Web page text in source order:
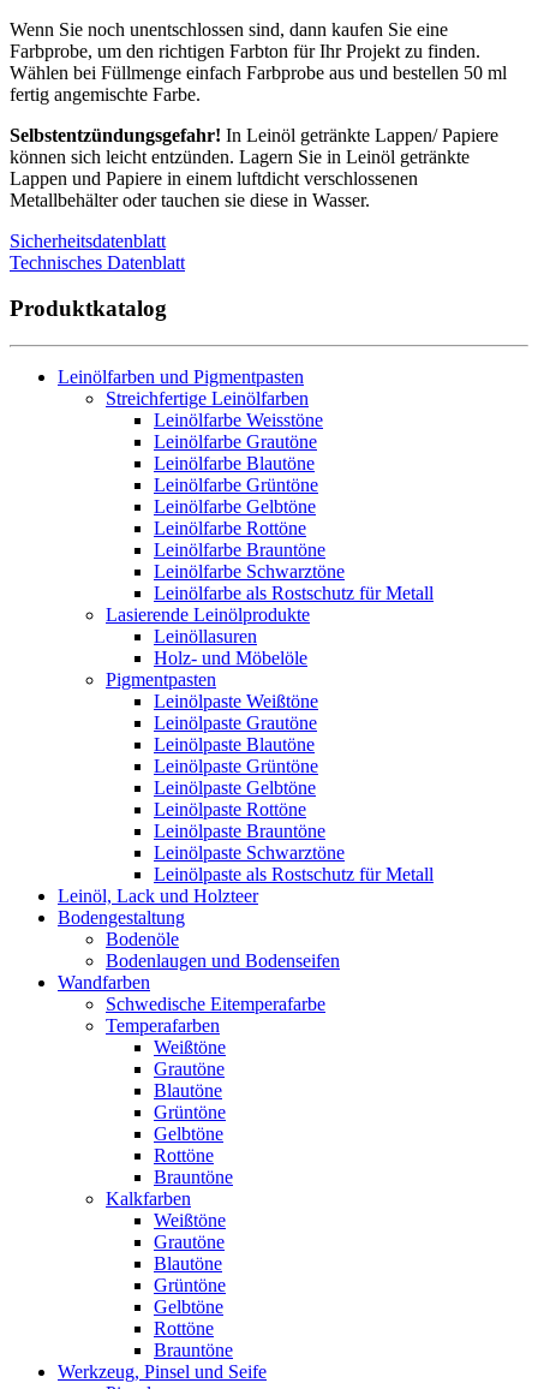
Wenn Sie noch unentschlossen sind, dann kaufen Sie eine
Farbprobe, um den richtigen Farbton für Ihr Projekt zu finden.
Wählen bei Füllmenge einfach Farbprobe aus und bestellen 50 ml
fertig angemischte Farbe.
Selbstentzündungsgefahr! In Leinöl getränkte Lappen/ Papiere
können sich leicht entzünden. Lagern Sie in Leinöl getränkte
Lappen und Papiere in einem luftdicht verschlossenen
Metallbehälter oder tauchen sie diese in Wasser.
Sicherheitsdatenblatt
Technisches Datenblatt
Produktkatalog
Leinölfarben und Pigmentpasten
Streichfertige Leinölfarben
Leinölfarbe Weisstöne
Leinölfarbe Grautöne
Leinölfarbe Blautöne
Leinölfarbe Grüntöne
Leinölfarbe Gelbtöne
Leinölfarbe Rottöne
Leinölfarbe Brauntöne
Leinölfarbe Schwarztöne
Leinölfarbe als Rostschutz für Metall
Lasierende Leinölprodukte
Leinöllasuren
Holz- und Möbelöle
Pigmentpasten
Leinölpaste Weißtöne
Leinölpaste Grautöne
Leinölpaste Blautöne
Leinölpaste Grüntöne
Leinölpaste Gelbtöne
Leinölpaste Rottöne
Leinölpaste Brauntöne
Leinölpaste Schwarztöne
Leinölpaste als Rostschutz für Metall
Leinöl, Lack und Holzteer
Bodengestaltung
Bodenöle
Bodenlaugen und Bodenseifen
Wandfarben
Schwedische Eitemperafarbe
Temperafarben
Weißtöne
Grautöne
Blautöne
Grüntöne
Gelbtöne
Rottöne
Brauntöne
Kalkfarben
Weißtöne
Grautöne
Blautöne
Grüntöne
Gelbtöne
Rottöne
Brauntöne
Werkzeug, Pinsel und Seife